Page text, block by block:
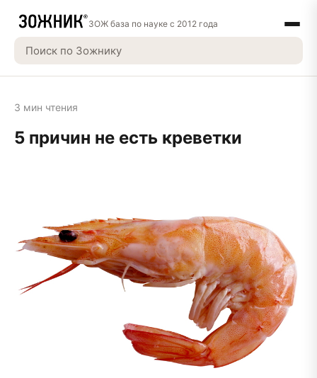
ЗОЖ база по науке с 2012 года
3 мин чтения
5 причин не есть креветки